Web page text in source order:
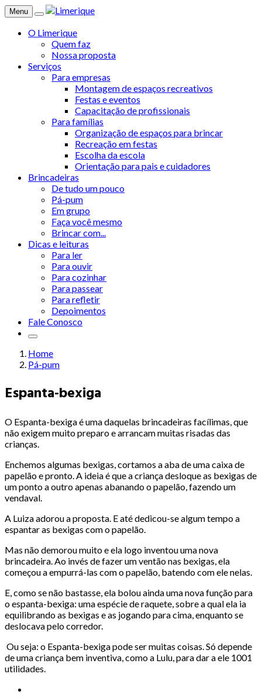
Menu
O Limerique
Quem faz
Nossa proposta
Serviços
Para empresas
Montagem de espaços recreativos
Festas e eventos
Capacitação de profissionais
Para famílias
Organização de espaços para brincar
Recreação em festas
Escolha da escola
Orientação para pais e cuidadores
Brincadeiras
De tudo um pouco
Pá-pum
Em grupo
Faça você mesmo
Brincar com...
Dicas e leituras
Para ler
Para ouvir
Para cozinhar
Para passear
Para refletir
Depoimentos
Fale Conosco
Home
Pá-pum
Espanta-bexiga
O Espanta-bexiga é uma daquelas brincadeiras facílimas, que
não exigem muito preparo e arrancam muitas risadas das
crianças.
Enchemos algumas bexigas, cortamos a aba de uma caixa de
papelão e pronto. A ideia é que a criança desloque as bexigas de
um ponto a outro apenas abanando o papelão, fazendo um
vendaval.
A Luiza adorou a proposta. E até dedicou-se algum tempo a
espantar as bexigas com o papelão.
Mas não demorou muito e ela logo inventou uma nova
brincadeira. Ao invés de fazer um ventão nas bexigas, ela
começou a empurrá-las com o papelão, batendo com ele nelas.
E, como se não bastasse, ela bolou ainda uma nova função para
o espanta-bexiga: uma espécie de raquete, sobre a qual ela ia
equilibrando as bexigas e as jogando para cima, enquanto se
deslocava pelo corredor.
Ou seja: o Espanta-bexiga pode ser muitas coisas. Só depende
de uma criança bem inventiva, como a Lulu, para dar a ele 1001
utilidades.